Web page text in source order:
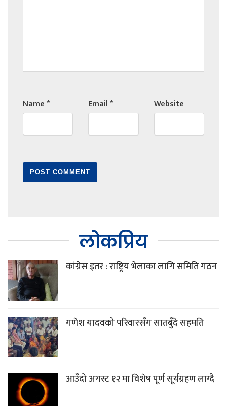
Name* Email* Website
लोकप्रिय
कांग्रेस इतर : राष्ट्रिय भेलाका लागि समिति गठन
गणेश यादवको परिवारसँग सातबुँदे सहमति
आउँदो अगस्ट १२ मा विशेष पूर्ण सूर्यग्रहण लाग्दै